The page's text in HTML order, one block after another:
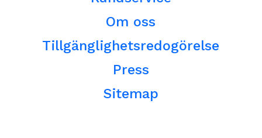
Om oss
Tillgänglighetsredogörelse
Press
Sitemap